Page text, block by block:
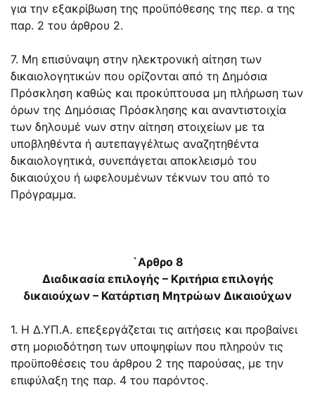
για την εξακρίβωση της προϋπόθεσης της περ. α της
παρ. 2 του άρθρου 2.
7. Μη επισύναψη στην ηλεκτρονική αίτηση των
δικαιολογητικών που ορίζονται από τη Δημόσια
Πρόσκληση καθώς και προκύπτουσα μη πλήρωση των
όρων της Δημόσιας Πρόσκλησης και αναντιστοιχία
των δηλουμέ νων στην αίτηση στοιχείων με τα
υποβληθέντα ή αυτεπαγγέλτως αναζητηθέντα
δικαιολογητικά, συνεπάγεται αποκλεισμό του
δικαιούχου ή ωφελουμένων τέκνων του από το
Πρόγραμμα.
`Αρθρο 8
Διαδικασία επιλογής – Κριτήρια επιλογής
δικαιούχων – Κατάρτιση Μητρώων Δικαιούχων
1. Η Δ.ΥΠ.Α. επεξεργάζεται τις αιτήσεις και προβαίνει
στη μοριοδότηση των υποψηφίων που πληρούν τις
προϋποθέσεις του άρθρου 2 της παρούσας, με την
επιφύλαξη της παρ. 4 του παρόντος.